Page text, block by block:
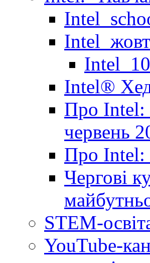
Іntel®
Про Intel:
червень
Про Intel:
Чергові
STEM-
YouTube-